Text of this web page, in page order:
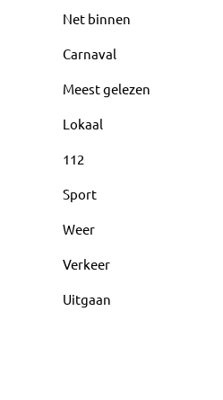
Net binnen
Carnaval
Meest gelezen
Lokaal
112
Sport
Weer
Verkeer
Uitgaan